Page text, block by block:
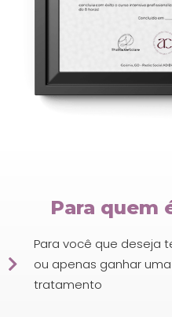
Para quem
Para você que deseja
ou apenas ganhar
tratamento